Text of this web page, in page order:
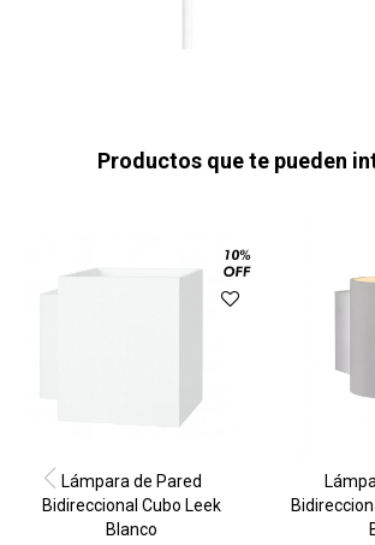
Productos que te pueden
Lámpara de Pared
Bidireccional Cubo Leek
Blanco